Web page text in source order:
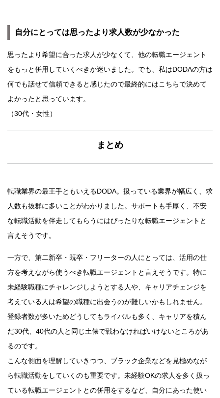
自分にとっては思ったより求人数が少なかった
思ったより希望に合った求人が少なくて、他の転職エージェント
をもっと併用していくべきか迷いました。でも、私はDODAの方は
何でも話せて信頼できると感じたので最終的にはこちらで決めて
よかったと思っています。
（30代・女性）
まとめ
転職業界の最王手ともいえるDODA。扱っている業界が幅広く、求
人数も抜群に多いことがわかりました。サポートも手厚く、不安
な転職活動を伴走してもらうにはぴったりな転職エージェントと
言えそうです。
一方で、第二新卒・既卒・フリーターの人にとっては、活用の仕
方を考えながら使うべき転職エージェントと言えそうです。特に
未経験職種にチャレンジしようとする人や、キャリアチェンジを
考えている人は希望の職種に出会うのが難しいかもしれません。
登録者数が多いためどうしてもライバルも多く、キャリアを積ん
だ30代、40代の人と同じ土俵で戦わなければいけないところがあ
るのです。
こんな側面を理解していきつつ、ブラック企業などを見極めなが
ら転職活動をしていくのも重要です。未経験OKの求人を多く扱っ
ている転職エージェントとの併用をするなど、自分にあった使い